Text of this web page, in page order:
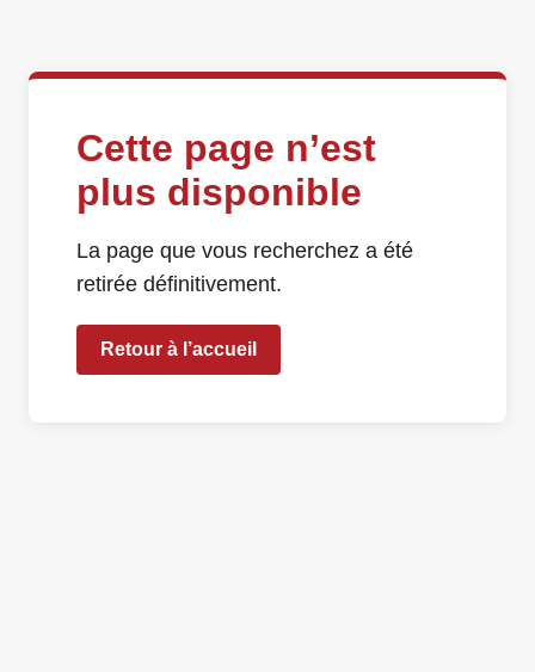
Cette page n’est
plus disponible
La page que vous recherchez a été
retirée définitivement.
Retour à l’accueil